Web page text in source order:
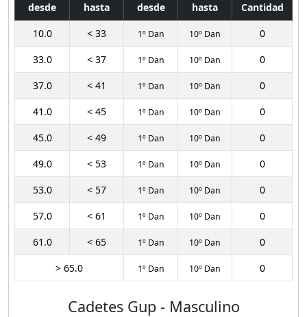
desde
hasta
desde
hasta
Cantidad
10.0
< 33 1º Dan 10º Dan
0
33.0
< 37 1º Dan 10º Dan
0
37.0
< 41 1º Dan 10º Dan
0
41.0
< 45 1º Dan 10º Dan
0
45.0
< 49 1º Dan 10º Dan
0
49.0
< 53 1º Dan 10º Dan
0
53.0
< 57 1º Dan 10º Dan
0
57.0
< 61 1º Dan 10º Dan
0
61.0
< 65 1º Dan 10º Dan
0
> 65.0
1º Dan 10º Dan 0
Cadetes Gup - Masculino